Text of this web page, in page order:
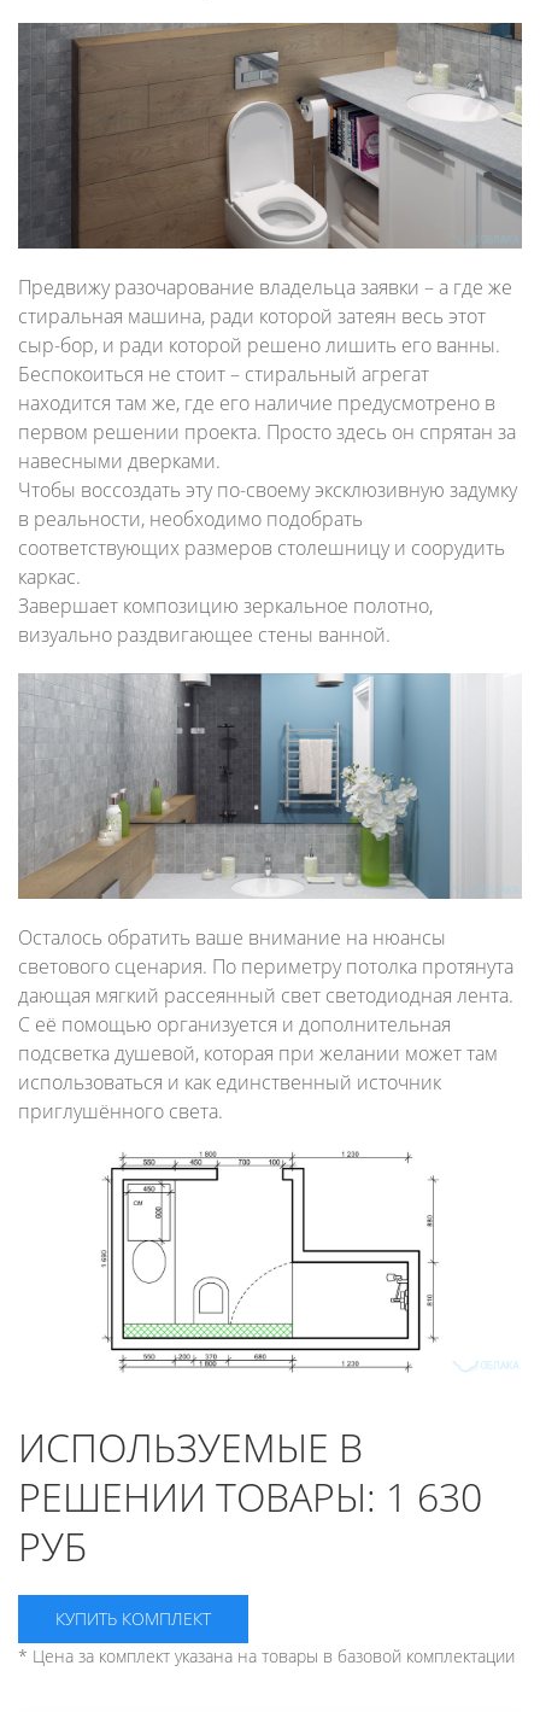
Предвижу разочарование владельца заявки – а где же
стиральная машина, ради которой затеян весь этот
сыр-бор, и ради которой решено лишить его ванны.
Беспокоиться не стоит – стиральный агрегат
находится там же, где его наличие предусмотрено в
первом решении проекта. Просто здесь он спрятан за
навесными дверками.
Чтобы воссоздать эту по-своему эксклюзивную задумку
в реальности, необходимо подобрать
соответствующих размеров столешницу и соорудить
каркас.
Завершает композицию зеркальное полотно,
визуально раздвигающее стены ванной.
Осталось обратить ваше внимание на нюансы
светового сценария. По периметру потолка протянута
дающая мягкий рассеянный свет светодиодная лента.
С её помощью организуется и дополнительная
подсветка душевой, которая при желании может там
использоваться и как единственный источник
приглушённого света.
ИСПОЛЬЗУЕМЫЕ В
РЕШЕНИИ ТОВАРЫ: 1 630
РУБ
КУПИТЬ КОМПЛЕКТ
* Цена за комплект указана на товары в базовой комплектации